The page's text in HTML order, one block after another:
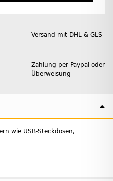
Versand mit DHL & GLS
Zahlung per Paypal oder
Überweisung
wie USB-Steckdosen,